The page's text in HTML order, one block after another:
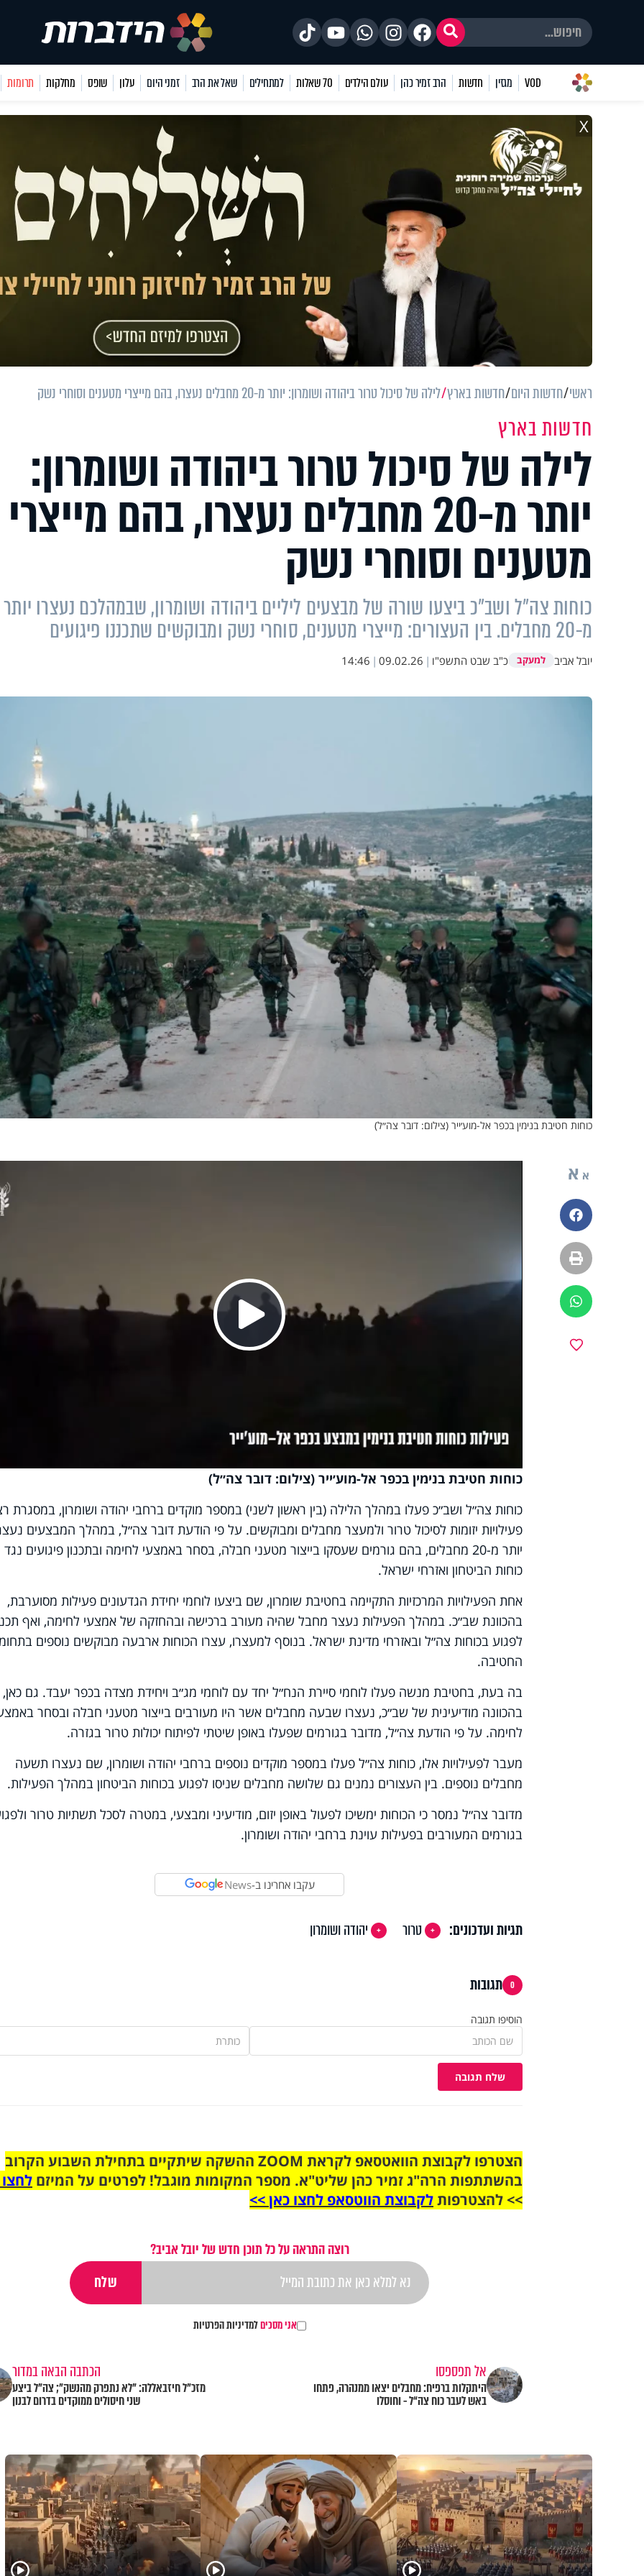
VOD מגזין חדשות הרב זמיר כהן עולם הילדים 70 שאלות למתחילים שאל את הרב זמני היום עלון שופס מחלקות תרומות
X
ראשי חדשות היום חדשות בארץ לילה של סיכול טרור ביהודה ושומרון: יותר מ-20 מחבלים נעצרו, בהם מייצרי מטענים וסוחרי נשק
חדשות בארץ
לילה של סיכול טרור ביהודה ושומרון:
יותר מ-20 מחבלים נעצרו, בהם מייצרי
מטענים וסוחרי נשק
כוחות צה״ל ושב״כ ביצעו שורה של מבצעים ליליים ביהודה ושומרון, שבמהלכם נעצרו יותר
מ-20 מחבלים. בין העצורים: מייצרי מטענים, סוחרי נשק ומבוקשים שתכננו פיגועים
יובל אביב למעקב כ"ב שבט התשפ"ו |
09.02.26
|
14:46
כוחות חטיבת בנימין בכפר אל-מוע׳ייר (צילום: דובר צה״ל)
א א
פייסבוק
הדפסה
ווטסאפ
Play
Video
כוחות חטיבת בנימין בכפר אל-מוע׳ייר (צילום: דובר צה״ל)
כוחות צה״ל ושב״כ פעלו במהלך הלילה (בין ראשון לשני) במספר מוקדים ברחבי יהודה ושומרון, במסגרת
פעילויות יזומות לסיכול טרור ולמעצר מחבלים ומבוקשים. על פי הודעת דובר צה״ל, במהלך המבצעים
יותר מ-20 מחבלים, בהם גורמים שעסקו בייצור מטעני חבלה, בסחר באמצעי לחימה ובתכנון פיגועים נגד
כוחות הביטחון ואזרחי ישראל.
אחת הפעילויות המרכזיות התקיימה בחטיבת שומרון, שם ביצעו לוחמי יחידת הגדעונים פעילות מסוערבת,
בהכוונת שב״כ. במהלך הפעילות נעצר מחבל שהיה מעורב ברכישה ובהחזקה של אמצעי לחימה, ואף
לפגוע בכוחות צה״ל ובאזרחי מדינת ישראל. בנוסף למעצרו, עצרו הכוחות ארבעה מבוקשים נוספים
החטיבה.
בה בעת, בחטיבת מנשה פעלו לוחמי סיירת הנח״ל יחד עם לוחמי מג״ב ויחידת מצדה בכפר יעבד. גם כאן,
בהכוונה מודיעינית של שב״כ, נעצרו שבעה מחבלים אשר היו מעורבים בייצור מטעני חבלה ובסחר
לחימה. על פי הודעת צה״ל, מדובר בגורמים שפעלו באופן שיטתי לפיתוח יכולות טרור בגזרה.
מעבר לפעילויות אלו, כוחות צה״ל פעלו במספר מוקדים נוספים ברחבי יהודה ושומרון, שם נעצרו תשעה
מחבלים נוספים. בין העצורים נמנים גם שלושה מחבלים שניסו לפגוע בכוחות הביטחון במהלך הפעילות.
מדובר צה״ל נמסר כי הכוחות ימשיכו לפעול באופן יזום, מודיעיני ומבצעי, במטרה לסכל תשתיות טרור
בגורמים המעורבים בפעילות עוינת ברחבי יהודה ושומרון.
עקבו אחרינו ב-News
תגיות ועדכונים: טרור יהודה ושומרון
0 תגובות
הוסיפו תגובה
שלח תגובה
הצטרפו לקבוצת הוואטסאפ לקראת ZOOM ההשקה שיתקיים בתחילת השבוע הקרוב
בהשתתפות הרה"ג זמיר כהן שליט"א. מספר המקומות מוגבל! לפרטים על המיזם
>> להצטרפותלקבוצת הווטסאפ לחצו כאן >>
רוצה התראה על כל תוכן חדש של יובל אביב?
אני מסכיםלמדיניות הפרטיות
אל תפספסו
היתקלות ברפיח: מחבלים יצאו ממנהרה, פתחו
באש לעבר כוח צה“ל - וחוסלו
הכתבה הבאה במדור
מזכ"ל חיזבאללה: "לא נתפרק מהנשק"; צה"ל ביצע
שני חיסולים ממוקדים בדרום לבנון